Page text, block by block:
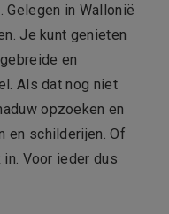
in Wallonië
Je kunt genieten
en
Als dat nog niet
opzoeken en
en schilderijen. Of
Voor ieder dus